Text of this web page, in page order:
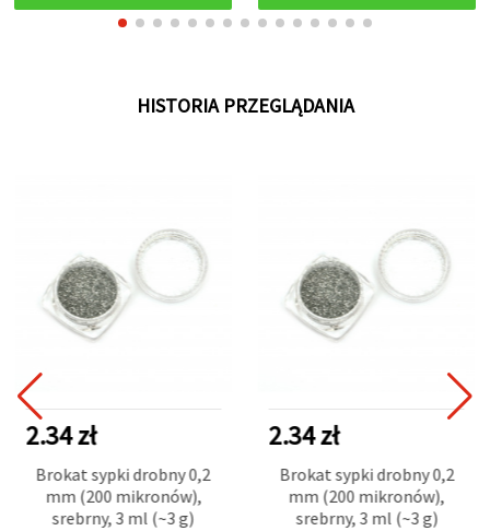
HISTORIA PRZEGLĄDANIA
2.34 zł
Brokat sypki drobny 0,2
mm (200 mikronów),
srebrny, 3 ml (~3 g)
2.34 zł
Brokat sypki drobny 0,2
mm (200 mikronów),
srebrny, 3 ml (~3 g)